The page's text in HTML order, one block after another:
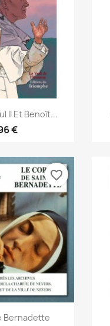
rapide
II Et Benoît...
€
rapide
Bernadette
favorite_border